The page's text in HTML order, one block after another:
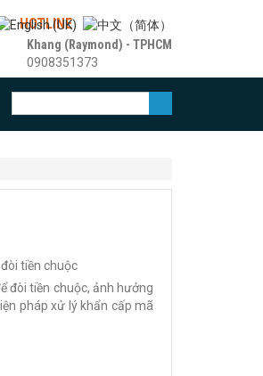
HOTLINE
Khang (Raymond) - TPHCM
0908351373
tiền chuộc
đòi tiền chuộc, ảnh hưởng
pháp xử lý khẩn cấp mã